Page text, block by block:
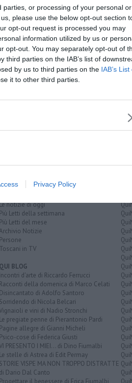
or processing of your personal or
please use the below opt-out section
opt-out request is processed you may
information utilized by us or
opt-out. You may separately opt-out of
parties on the IAB’s list of
by us to third parties on the IAB’s List
it to other third parties.
Privacy Policy
- ToscanaMedia.
notizie di oggi
Più Letti della settimana
Più Letti del mese
Notizie
Persone
Toscani in TV
QUI BLOG
Incontri d'arte di Riccardo Ferrucci
Racconti della domenica di Marco Celati
Disincantato di Adolfo Santoro
Sorridendo di Nicola Belcari
e vini di Nadio Stronchi
Le pregiate penne di Pierantonio Pardi
Pagine allegre di Gianni Micheli
Psico-cose di Federica Giusti
PRESENTO I MIEI... di Dino Fiumalbi
Le stelle di Astrea di Edit Permay
STORIE VISPE MA NON TROPPO DISTRATTE
di Dario Dal Canto
IL